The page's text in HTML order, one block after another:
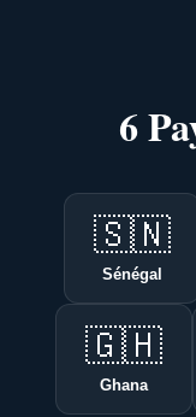
6
🇸🇳
Sénégal
🇬🇭
Ghana